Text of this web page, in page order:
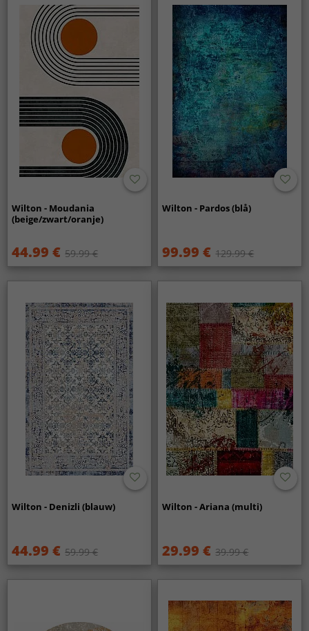
Wilton - Moudania
(beige/zwart/oranje)
44.99 € 59.99 €
Wilton - Pardos (blå)
99.99 € 129.99 €
Wilton - Denizli (blauw)
44.99 € 59.99 €
Wilton - Ariana (multi)
29.99 € 39.99 €